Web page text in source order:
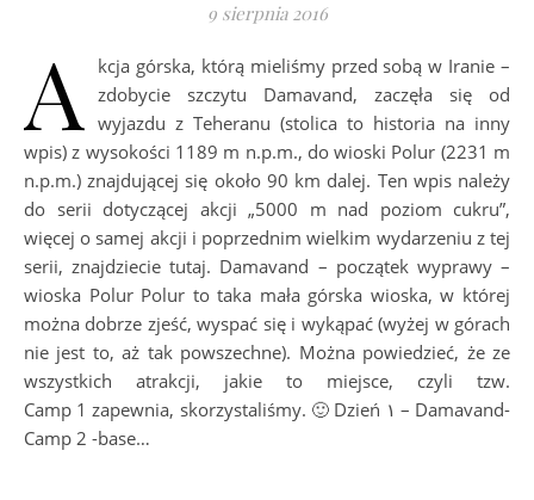
9 sierpnia 2016
A
kcja górska, którą mieliśmy przed sobą w Iranie –
zdobycie szczytu Damavand, zaczęła się od
wyjazdu z Teheranu (stolica to historia na inny
wpis) z wysokości 1189 m n.p.m., do wioski Polur (2231 m
n.p.m.) znajdującej się około 90 km dalej. Ten wpis należy
do serii dotyczącej akcji „5000 m nad poziom cukru”,
więcej o samej akcji i poprzednim wielkim wydarzeniu z tej
serii, znajdziecie tutaj. Damavand – początek wyprawy –
wioska Polur Polur to taka mała górska wioska, w której
można dobrze zjeść, wyspać się i wykąpać (wyżej w górach
nie jest to, aż tak powszechne). Można powiedzieć, że ze
wszystkich atrakcji, jakie to miejsce, czyli tzw.
Camp 1 zapewnia, skorzystaliśmy. 🙂 Dzień ۱ – Damavand-
Camp 2 -base…